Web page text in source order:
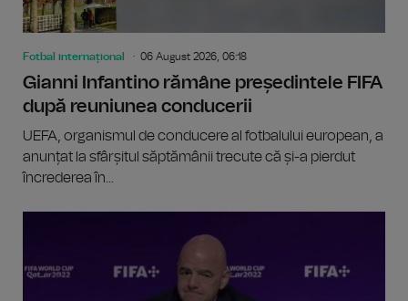
Fotbal internațional 06 August 2026, 06:18
Gianni Infantino rămâne președintele FIFA
după reuniunea conducerii
UEFA, organismul de conducere al fotbalului european, a
anunțat la sfârșitul săptămânii trecute că și-a pierdut
încrederea în...